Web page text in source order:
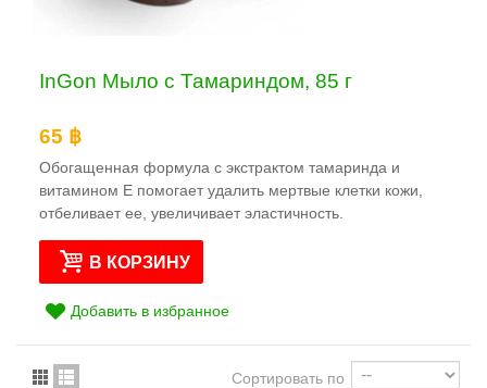
InGon Мыло с Тамариндом, 85 г
65 ฿
Обогащенная формула с экстрактом тамаринда и
витамином Е помогает удалить мертвые клетки кожи,
отбеливает ее, увеличивает эластичность.
В КОРЗИНУ
Добавить в избранное
Сортировать по